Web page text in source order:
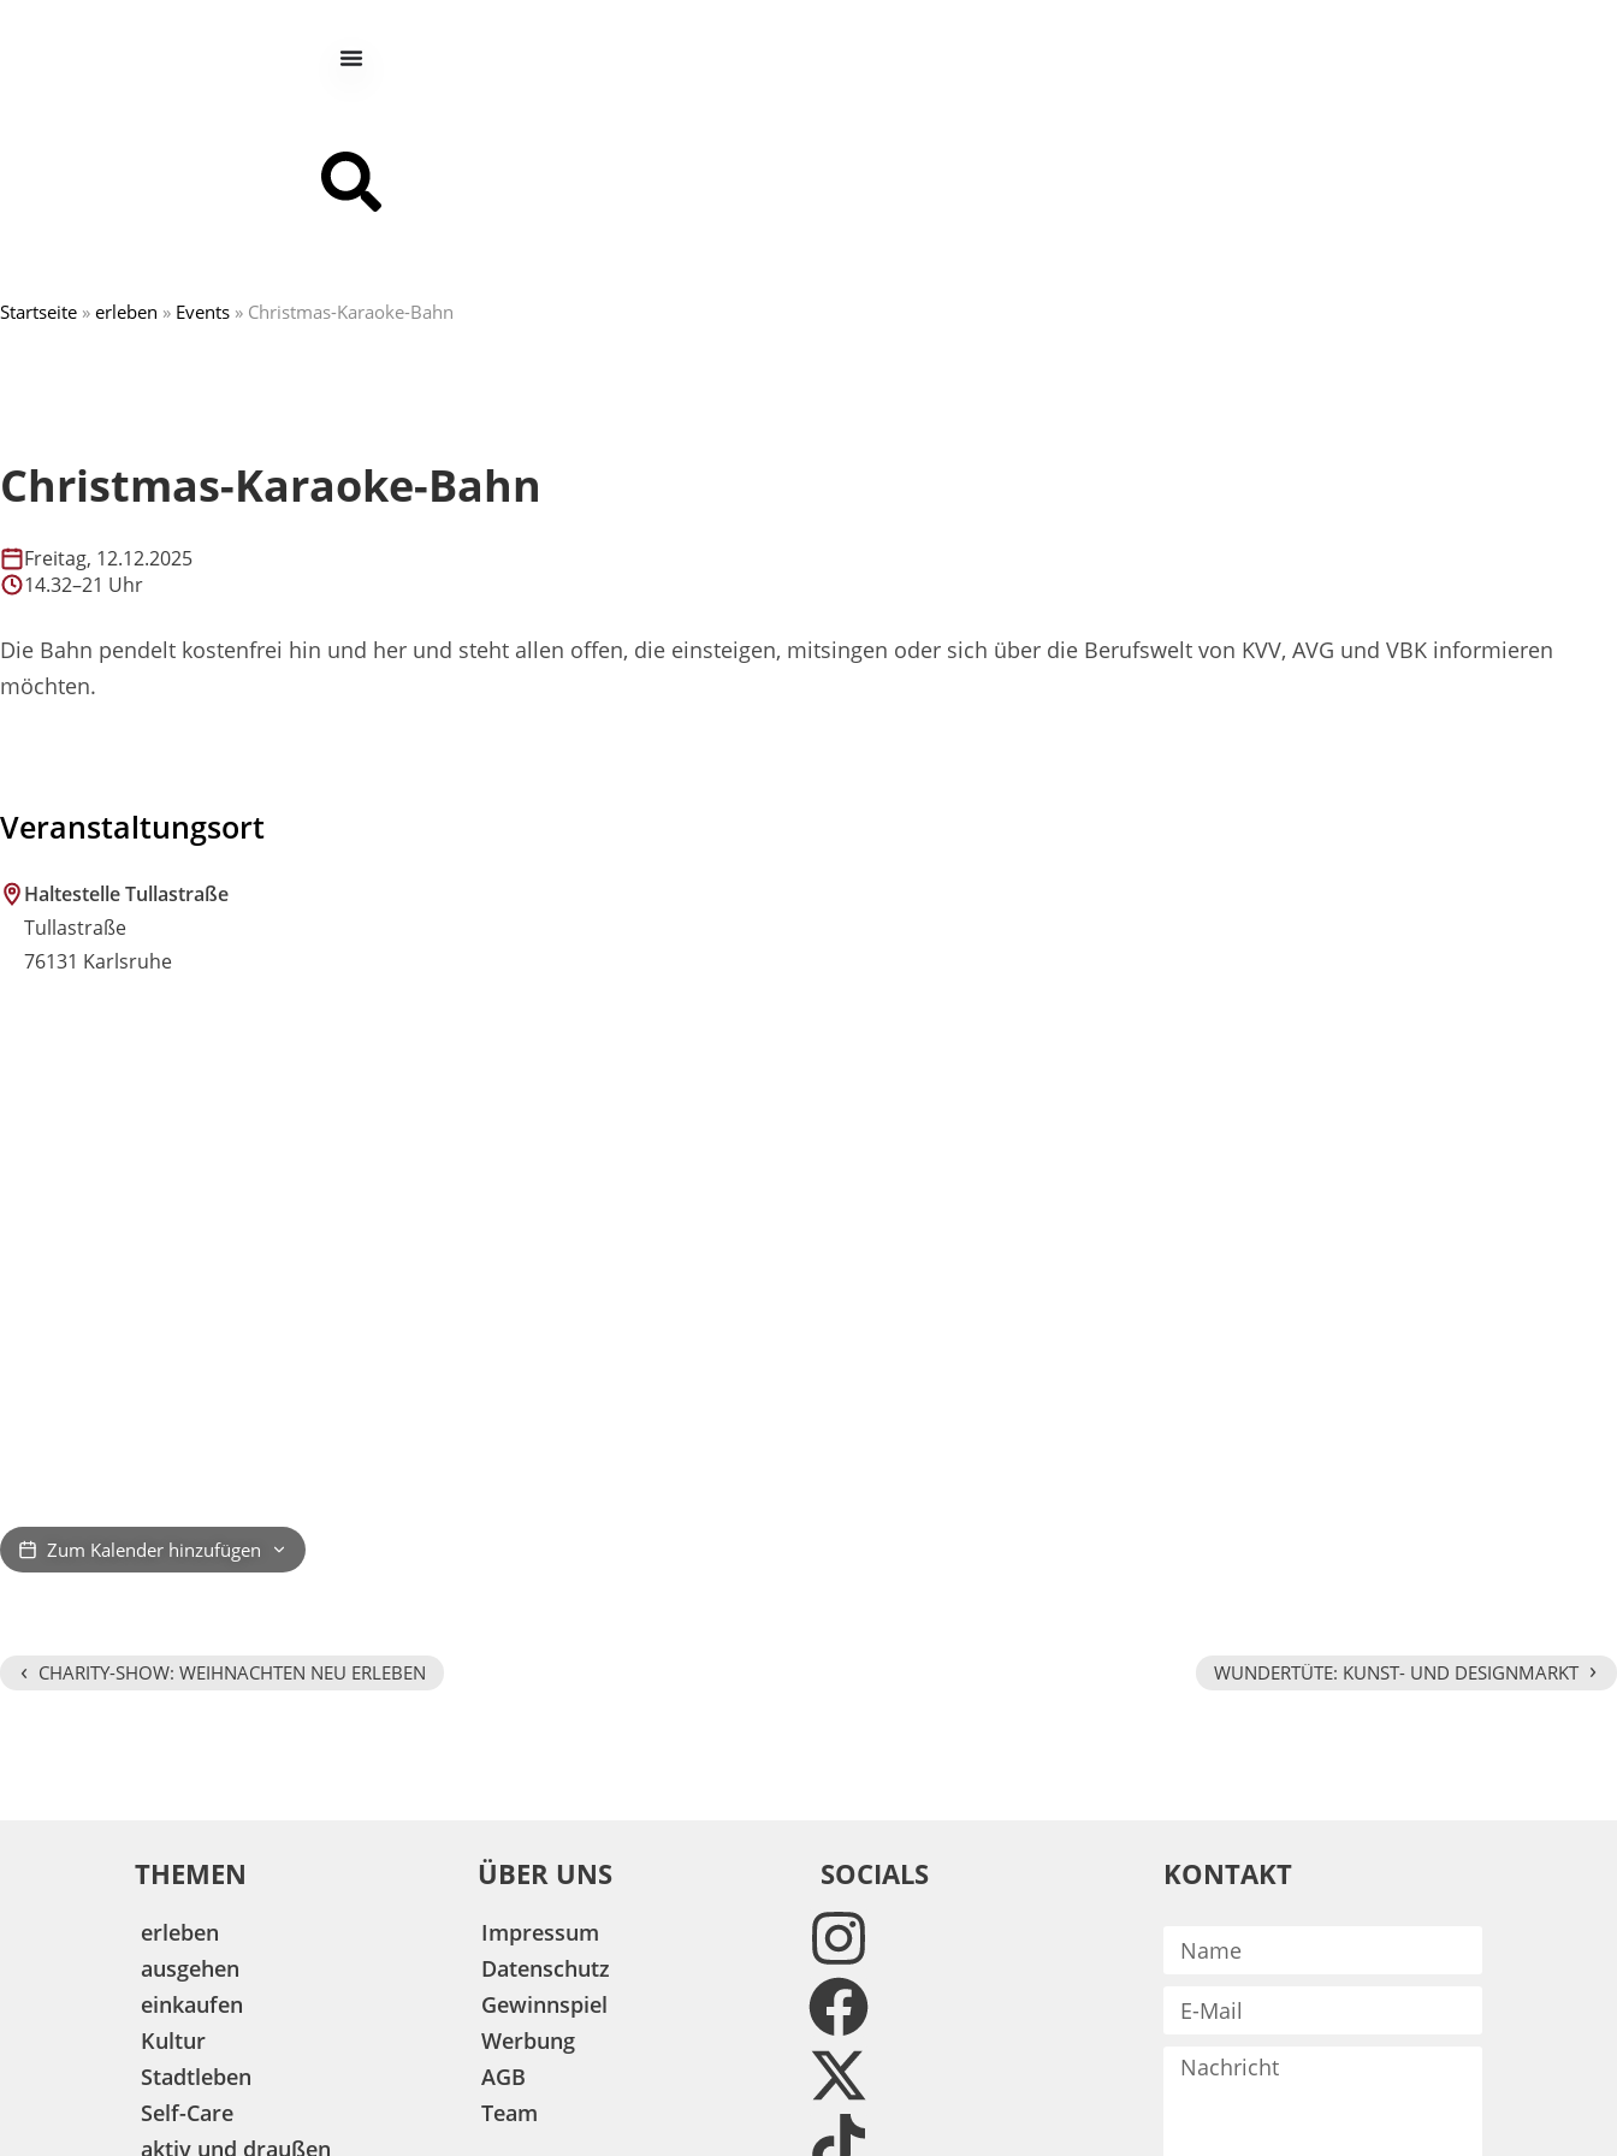
Startseite » erleben » Events » Christmas-Karaoke-Bahn
Christmas-Karaoke-Bahn
Freitag, 12.12.2025
14.32–21 Uhr
Die Bahn pendelt kostenfrei hin und her und steht allen offen, die einsteigen, mitsingen oder sich über die Berufswelt von KVV, AVG und VBK informieren
möchten.
Veranstaltungsort
Haltestelle Tullastraße
Tullastraße
76131 Karlsruhe
Zum Kalender hinzufügen
‹ CHARITY-SHOW: WEIHNACHTEN NEU ERLEBEN WUNDERTÜTE: KUNST- UND DESIGNMARKT ›
THEMEN
erleben
ausgehen
einkaufen
Kultur
Stadtleben
Self-Care
aktiv und draußen
ÜBER UNS
Impressum
Datenschutz
Gewinnspiel
Werbung
AGB
Team
SOCIALS KONTAKT